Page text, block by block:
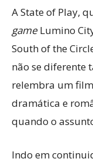
A State of Play,
game Lumino
South of the
não se diferente
relembra um
dramática e
quando o
Indo em